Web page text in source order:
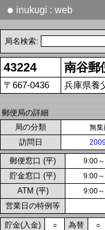
● inukugi : web
局名検索:
43224 南谷郵
〒667-0436 兵庫県養
郵便局の詳細
局の分類
無
訪問日
郵便窓口 (平) 9:00
貯金窓口 (平) 9:00
ATM (平) 9:00
営業日の特例等
貯金(入金) ○ 為替 ○